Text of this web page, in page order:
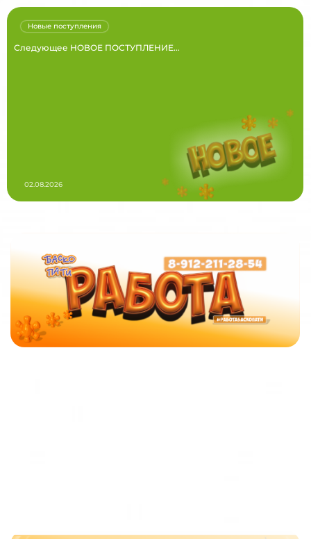
Следующее НОВОЕ ПОСТУПЛЕНИЕ...
Новые поступления
02.08.2026